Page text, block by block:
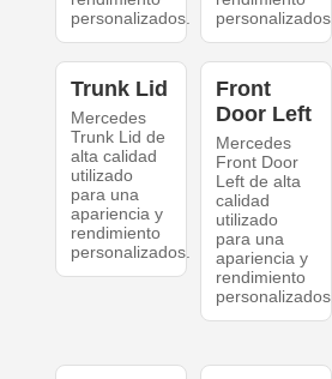
personalizados.
personalizados.
Trunk Lid
Mercedes
Trunk Lid de
alta calidad
utilizado
para una
apariencia y
rendimiento
personalizados.
Front
Door Left
Mercedes
Front Door
Left de alta
calidad
utilizado
para una
apariencia y
rendimiento
personalizados.